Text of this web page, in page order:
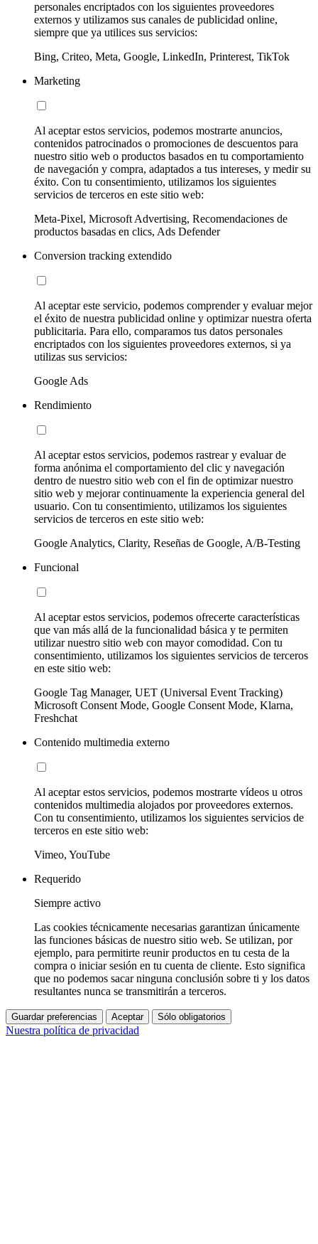
personales encriptados con los siguientes proveedores
externos y utilizamos sus canales de publicidad online,
siempre que ya utilices sus servicios:
Bing, Criteo, Meta, Google, LinkedIn, Printerest, TikTok
Marketing
Al aceptar estos servicios, podemos mostrarte anuncios,
contenidos patrocinados o promociones de descuentos para
nuestro sitio web o productos basados en tu comportamiento
de navegación y compra, adaptados a tus intereses, y medir su
éxito. Con tu consentimiento, utilizamos los siguientes
servicios de terceros en este sitio web:
Meta-Pixel, Microsoft Advertising, Recomendaciones de
productos basadas en clics, Ads Defender
Conversion tracking extendido
Al aceptar este servicio, podemos comprender y evaluar mejor
el éxito de nuestra publicidad online y optimizar nuestra oferta
publicitaria. Para ello, comparamos tus datos personales
encriptados con los siguientes proveedores externos, si ya
utilizas sus servicios:
Google Ads
Rendimiento
Al aceptar estos servicios, podemos rastrear y evaluar de
forma anónima el comportamiento del clic y navegación
dentro de nuestro sitio web con el fin de optimizar nuestro
sitio web y mejorar continuamente la experiencia general del
usuario. Con tu consentimiento, utilizamos los siguientes
servicios de terceros en este sitio web:
Google Analytics, Clarity, Reseñas de Google, A/B-Testing
Funcional
Al aceptar estos servicios, podemos ofrecerte características
que van más allá de la funcionalidad básica y te permiten
utilizar nuestro sitio web con mayor comodidad. Con tu
consentimiento, utilizamos los siguientes servicios de terceros
en este sitio web:
Google Tag Manager, UET (Universal Event Tracking)
Microsoft Consent Mode, Google Consent Mode, Klarna,
Freshchat
Contenido multimedia externo
Al aceptar estos servicios, podemos mostrarte vídeos u otros
contenidos multimedia alojados por proveedores externos.
Con tu consentimiento, utilizamos los siguientes servicios de
terceros en este sitio web:
Vimeo, YouTube
Requerido
Siempre activo
Las cookies técnicamente necesarias garantizan únicamente
las funciones básicas de nuestro sitio web. Se utilizan, por
ejemplo, para permitirte reunir productos en tu cesta de la
compra o iniciar sesión en tu cuenta de cliente. Esto significa
que no podemos sacar ninguna conclusión sobre ti y los datos
resultantes nunca se transmitirán a terceros.
Guardar preferencias Aceptar Sólo obligatorios
Nuestra política de privacidad